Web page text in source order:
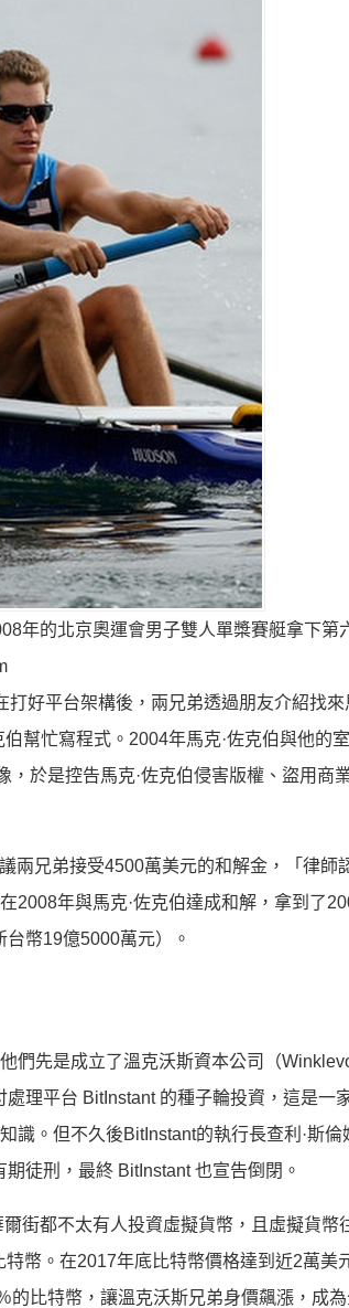
年的北京奧運會男子雙人單槳賽艇拿下第
好平台架構後，兩兄弟透過朋友介紹找來
幫忙寫程式。2004年馬克·佐克伯與他的
於是控告馬克·佐克伯侵害版權、盜用商
兩兄弟接受4500萬美元的和解金，「律師
2008年與馬克·佐克伯達成和解，拿到了
幣19億5000萬元）。
們先是成立了溫克沃斯資本公司（
理平台 BitInstant 的種子輪投資，這是一
識。但不久後BitInstant的執行長查利·斯倫
徒刑，最終 BitInstant 也宣告倒閉。
街都不太有人投資虛擬貨幣，且虛擬貨幣
幣。在2017年底比特幣價格達到近2萬美
比特幣，讓溫克沃斯兄弟身價飆漲，成